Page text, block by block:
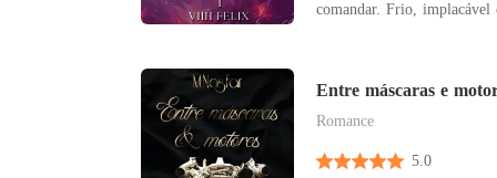
comandar. Frio, implacável
organização criminosa
não conhe
Entre máscaras e
Romance
5.0